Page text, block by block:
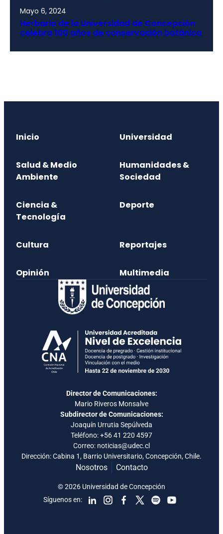
Mayo 6, 2024
Herbario de la Universidad de Concepción
celebra 100 años de conservación botánica
Inicio Universidad
Salud & Medio
Ambiente
Humanidades &
Sociedad
Ciencia &
Tecnología
Deporte
Cultura Reportajes
Opinión Multimedia
Director de Comunicaciones:
Mario Riveros Monsalve
Subdirector de Comunicaciones:
Joaquín Urrutia Sepúlveda
Teléfono:+56 41 220 4597
Correo: noticias@udec.cl
Dirección: Cabina 1, Barrio Universitario, Concepción, Chile.
Nosotros Contacto
Síguenos en:
© 2026 Universidad de Concepción